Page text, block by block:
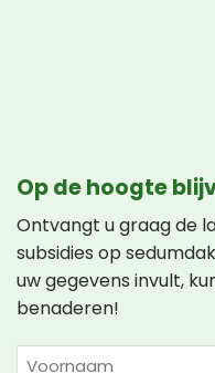
Op de hoogte
Ontvangt u graag de
subsidies op
uw gegevens invult,
benaderen!
NAAM